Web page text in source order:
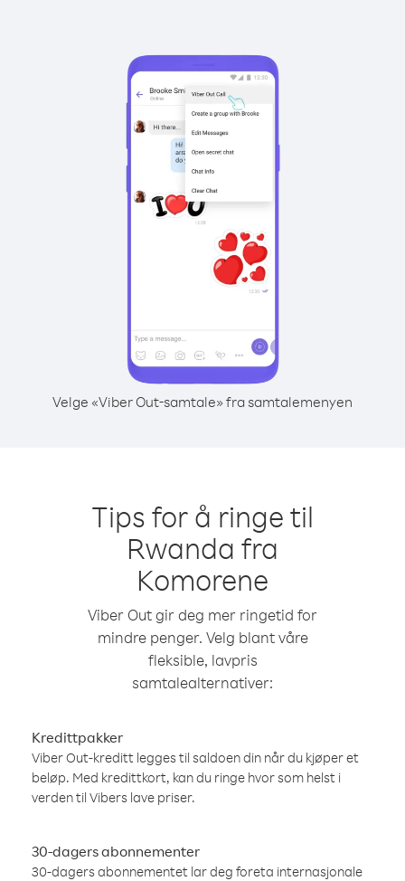
Velge «Viber Out-samtale» fra samtalemenyen
Tips for å ringe til
Rwanda fra
Komorene
Viber Out gir deg mer ringetid for
mindre penger. Velg blant våre
fleksible, lavpris
samtalealternativer:
Kredittpakker
Viber Out-kreditt legges til saldoen din når du kjøper et
beløp. Med kredittkort, kan du ringe hvor som helst i
verden til Vibers lave priser.
30-dagers abonnementer
30-dagers abonnementet lar deg foreta internasjonale